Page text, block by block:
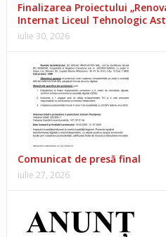
Finalizarea Proiectului
Internat Liceul Tehnologic
iulie 30, 2026
Comunicat de presă final
iulie 27, 2026